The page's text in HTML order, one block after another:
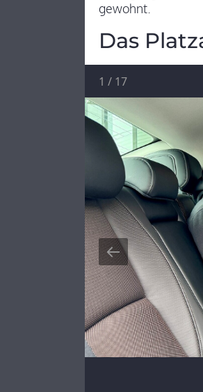
gewohnt.
Das
1 / 17